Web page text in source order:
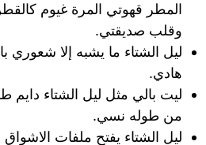
المطر قهوتي المرة غيوم
وقلب صديقتي.
ليل الشتاء ما يشبه إلا شعوري
هادي.
ليت بالي مثل ليل الشتاء
من طوله نسي.
ليل الشتاء يفتح ملفات